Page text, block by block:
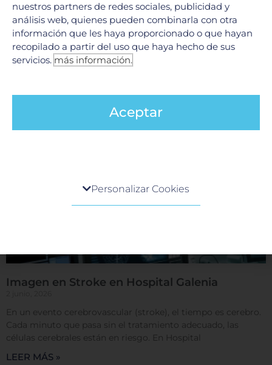
Código stroke en Neurología
9 junio, 2026
En el ámbito de la neurología, existe una máxima ineludible:
Imagen en Stroke en Hospital Galenia
En un evento cerebrovascular (stroke), el tiempo es cerebro.
Cada minuto que pasa sin el tratamiento adecuado, las
células cerebrales están en riesgo. En Hospital
LEER MÁS »
nuestros partners de redes sociales, publicidad y
análisis web, quienes pueden combinarla con otra
información que les haya proporcionado o que hayan
recopilado a partir del uso que haya hecho de sus
servicios.más información.
Aceptar
Cuando visita cualquier sitio web, el mismo podría
preferencias o su dispositivo, y se usa
esperado. Por lo general, la información no lo
una experiencia web más personalizada. Ya que
respetamos su derecho a la privacidad, usted puede
escoger no permitirnos usar ciertas cookies. Haga
más y cambiar nuestras configuraciones
Personalizar Cookies